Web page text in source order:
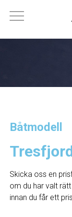
Båtmodell
Skicka oss en
om du har valt
innan du får ett